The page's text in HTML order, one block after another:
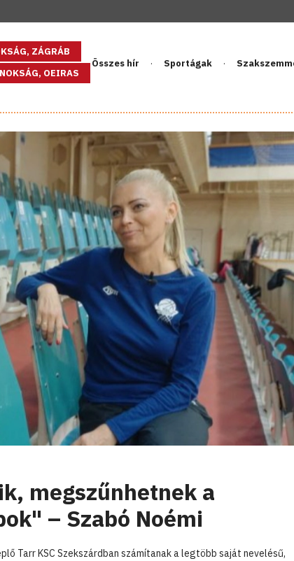
ZÁGRÁB
OEIRAS
Összes hír Sportágak
megszűnhetnek a
– Szabó Noémi
Tarr KSC Szekszárdban számítanak a legtöbb saját nevelésű,